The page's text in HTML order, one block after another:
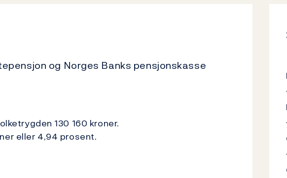
og Norges Banks pensjonskasse
130 160 kroner.
eller 4,94 prosent.